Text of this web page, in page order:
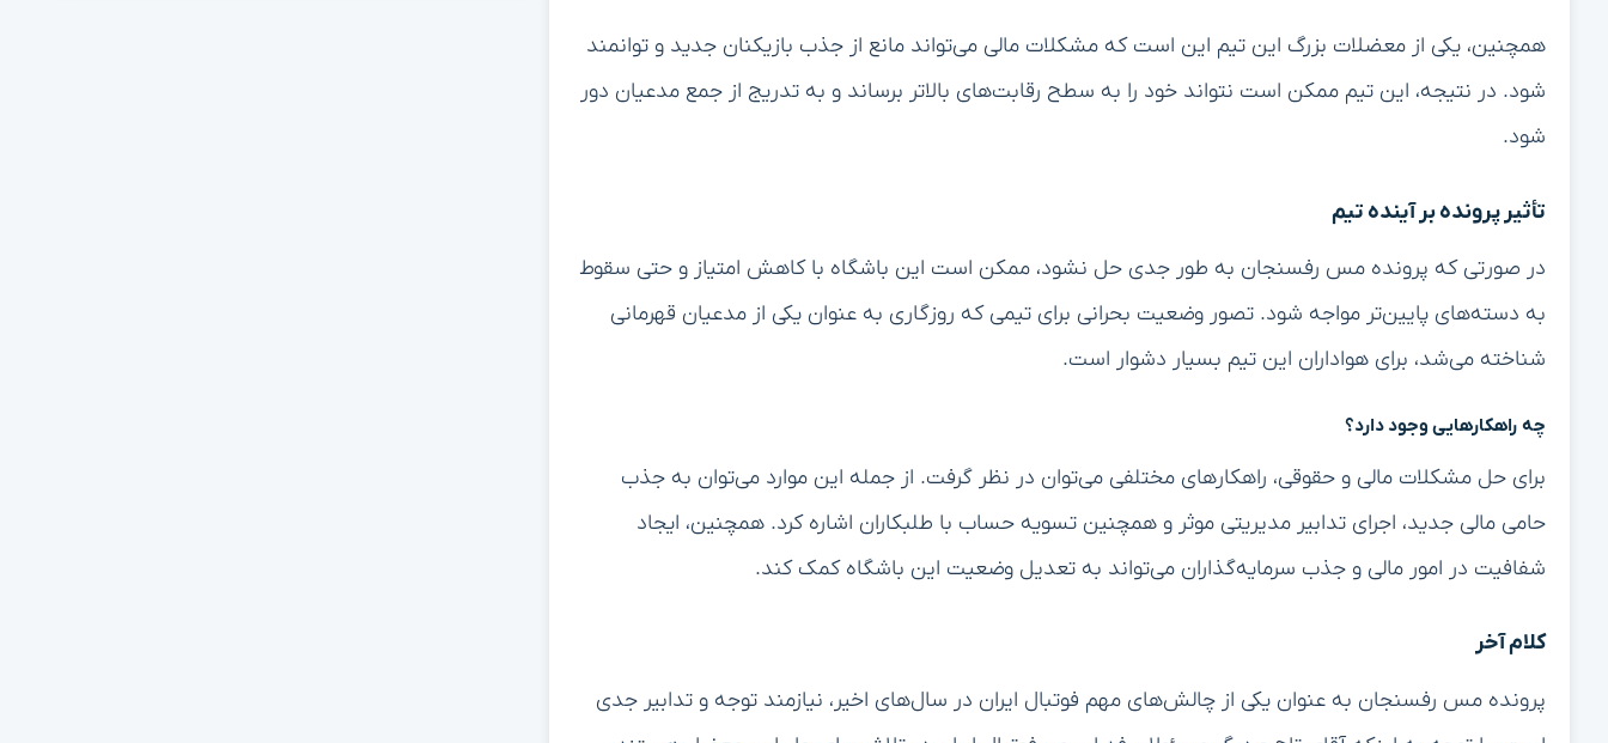
همچنین، یکی از معضلات بزرگ این تیم این است که مشکلات مالی می‌تواند مانع از جذب بازیکنان جدید و توانمند
شود. در نتیجه، این تیم ممکن است نتواند خود را به سطح رقابت‌های بالاتر برساند و به تدریج از جمع مدعیان دور
شود.
تأثیر پرونده بر آینده تیم
در صورتی که پرونده مس رفسنجان به طور جدی حل نشود، ممکن است این باشگاه با کاهش امتیاز و حتی سقوط
به دسته‌های پایین‌تر مواجه شود. تصور وضعیت بحرانی برای تیمی که روزگاری به عنوان یکی از مدعیان قهرمانی
شناخته می‌شد، برای هواداران این تیم بسیار دشوار است.
چه راهکارهایی وجود دارد؟
برای حل مشکلات مالی و حقوقی، راهکارهای مختلفی می‌توان در نظر گرفت. از جمله این موارد می‌توان به جذب
حامی مالی جدید، اجرای تدابیر مدیریتی موثر و همچنین تسویه‌ حساب با طلبکاران اشاره کرد. همچنین، ایجاد
شفافیت در امور مالی و جذب سرمایه‌گذاران می‌تواند به تعدیل وضعیت این باشگاه کمک کند.
کلام آخر
پرونده مس رفسنجان به عنوان یکی از چالش‌های مهم فوتبال ایران در سال‌های اخیر، نیازمند توجه و تدابیر جدی